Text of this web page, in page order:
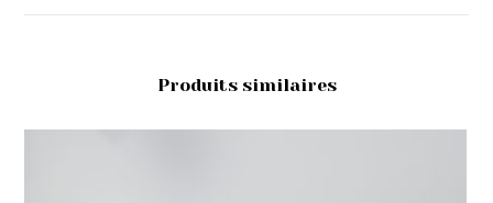
Produits similaires